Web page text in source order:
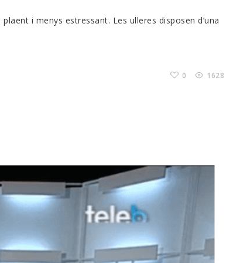
i menys estressant. Les ulleres disposen d’una
0 1628